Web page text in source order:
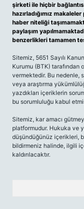
şirketi ile hiçbir
hazırladığımız
haber niteliği
paylaşım
benzerlikleri tamamen
Sitemiz, 5651 Sayılı
Kurumu (BTK) tarafından
vermektedir. Bu nedenle,
veya araştırma
yazdıkları içeriklerin
bu sorumluluğu kabul
Sitemiz, kar amacı
platformudur. Hukuka ve
düşündüğünüz içerikleri,
bildirmeniz halinde, ilgili
kaldırılacaktır.